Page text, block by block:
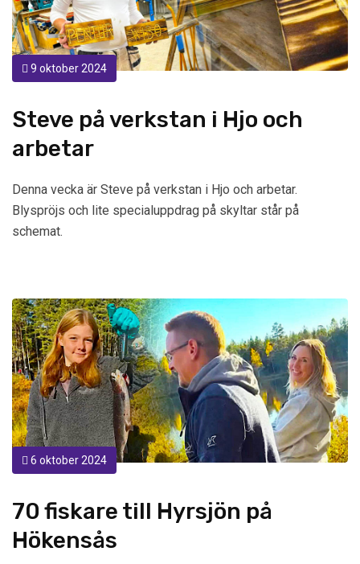
9 oktober 2024
Steve på verkstan i Hjo och
arbetar
Denna vecka är Steve på verkstan i Hjo och arbetar.
Blyspröjs och lite specialuppdrag på skyltar står på
schemat.
6 oktober 2024
70 fiskare till Hyrsjön på
Hökensås